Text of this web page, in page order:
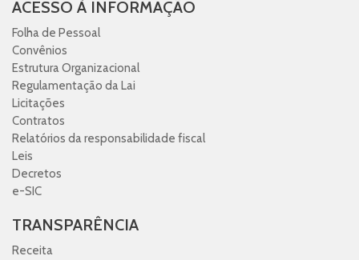
ACESSO À INFORMAÇÃO
Folha de Pessoal
Convênios
Estrutura Organizacional
Regulamentação da Lai
Licitações
Contratos
Relatórios da responsabilidade fiscal
Leis
Decretos
e-SIC
TRANSPARÊNCIA
Receita